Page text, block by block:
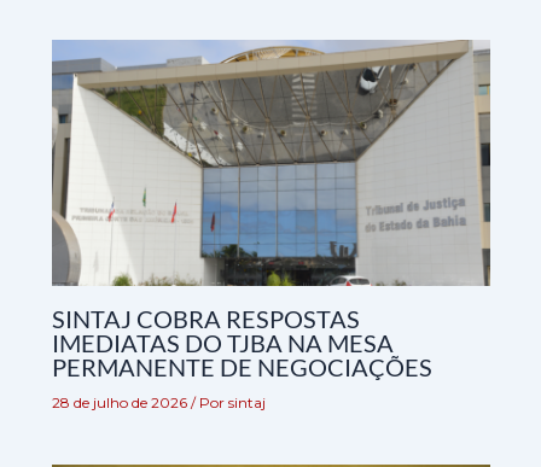
SINTAJ COBRA RESPOSTAS
IMEDIATAS DO TJBA NA MESA
PERMANENTE DE NEGOCIAÇÕES
28 de julho de 2026 / Por sintaj